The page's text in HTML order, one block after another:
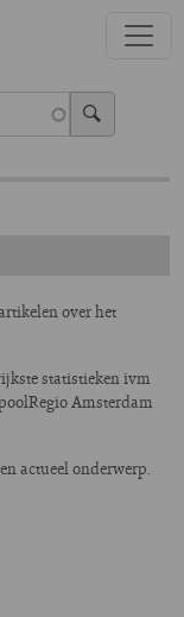
over het
statistieken ivm
Amsterdam
actueel onderwerp.